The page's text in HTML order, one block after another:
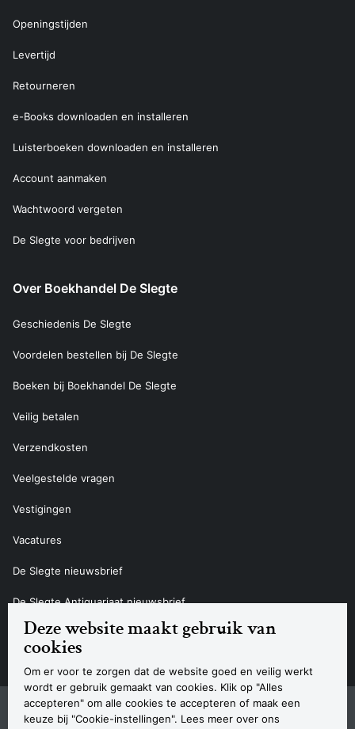
Deze website maakt gebruik van
cookies
Om er voor te zorgen dat de website goed en veilig werkt
wordt er gebruik gemaakt van cookies. Klik op "Alles
accepteren" om alle cookies te accepteren of maak een
keuze bij "Cookie-instellingen". Lees meer over ons
Openingstijden
Levertijd
Retourneren
e-Books downloaden en installeren
Luisterboeken downloaden en installeren
Account aanmaken
Wachtwoord vergeten
De Slegte voor bedrijven
Over Boekhandel De Slegte
Geschiedenis De Slegte
Voordelen bestellen bij De Slegte
Boeken bij Boekhandel De Slegte
Veilig betalen
Verzendkosten
Veelgestelde vragen
Vestigingen
Vacatures
De Slegte nieuwsbrief
De Slegte Antiquariaat nieuwsbrief
Contact
Navigatie
SitemapPrivacyverklaring CookieverklaringAlgemene voorwaardenDisclaimer
Contact